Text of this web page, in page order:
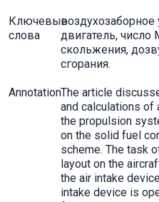
Ключевые
слова
воздухозаборное
двигатель, число
скольжения,
сгорания.
AnnotationThe article
and calculations of
the propulsion
on the solid fuel
scheme. The task
layout on the
the air intake
intake device is